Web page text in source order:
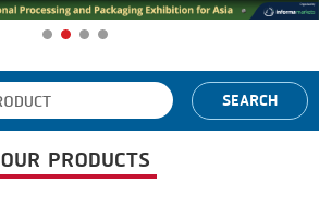
SEARCH
OUR PRODUCTS